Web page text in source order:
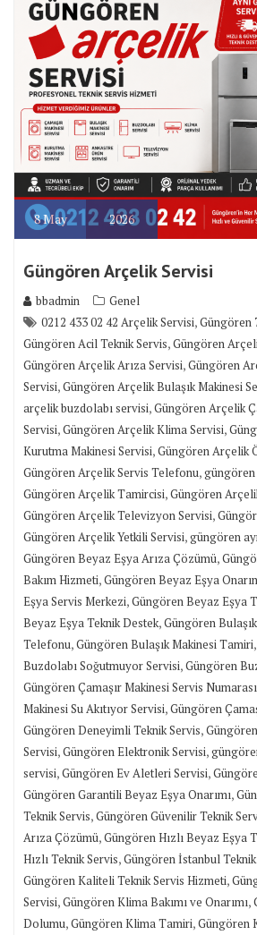
8May 2026
Güngören Arçelik Servisi
bbadmin
Genel
0212 433 02 42 Arçelik Servisi,Güngören
Güngören Acil Teknik Servis,Güngören
Güngören Arçelik Arıza Servisi,Güngören
Servisi,Güngören Arçelik Bulaşık Makinesi
arçelik buzdolabı servisi,Güngören Arçelik
Servisi,Güngören Arçelik Klima Servisi,
Kurutma Makinesi Servisi,Güngören Arçelik
Güngören Arçelik Servis Telefonu,
Güngören Arçelik Tamircisi,Güngören
Güngören Arçelik Televizyon Servisi,
Güngören Arçelik Yetkili Servisi,güngören
Güngören Beyaz Eşya Arıza Çözümü,
Bakım Hizmeti,Güngören Beyaz Eşya
Eşya Servis Merkezi,Güngören Beyaz Eşya
Beyaz Eşya Teknik Destek,Güngören
Telefonu,Güngören Bulaşık Makinesi Tamiri,
Buzdolabı Soğutmuyor Servisi,Güngören
Güngören Çamaşır Makinesi Servis Numarası
Makinesi Su Akıtıyor Servisi,Güngören
Güngören Deneyimli Teknik Servis,
Servisi,Güngören Elektronik Servisi,
servisi,Güngören Ev Aletleri Servisi,
Güngören Garantili Beyaz Eşya Onarımı,
Teknik Servis,Güngören Güvenilir Teknik
Arıza Çözümü,Güngören Hızlı Beyaz Eşya
Hızlı Teknik Servis,Güngören İstanbul
Güngören Kaliteli Teknik Servis Hizmeti,
Servisi,Güngören Klima Bakımı ve Onarımı,
Dolumu,Güngören Klima Tamiri,Güngören